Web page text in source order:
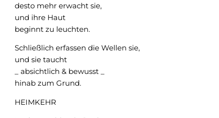
desto mehr erwacht sie,
und ihre Haut
beginnt zu leuchten.
Schließlich erfassen die Wellen sie,
und sie taucht
_ absichtlich & bewusst _
hinab zum Grund.
HEIMKEHR